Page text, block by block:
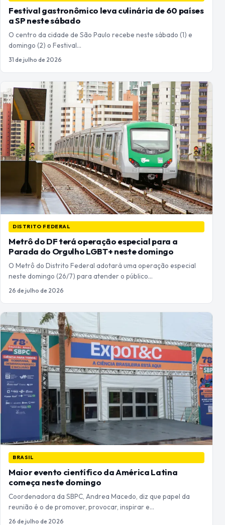
Festival gastronômico leva culinária de 60 países
a SP neste sábado
O centro da cidade de São Paulo recebe neste sábado (1) e
domingo (2) o Festival…
31 de julho de 2026
DISTRITO FEDERAL
Metrô do DF terá operação especial para a
Parada do Orgulho LGBT+ neste domingo
O Metrô do Distrito Federal adotará uma operação especial
neste domingo (26/7) para atender o público…
26 de julho de 2026
BRASIL
Maior evento científico da América Latina
começa neste domingo
Coordenadora da SBPC, Andrea Macedo, diz que papel da
reunião é o de promover, provocar, inspirar e…
26 de julho de 2026